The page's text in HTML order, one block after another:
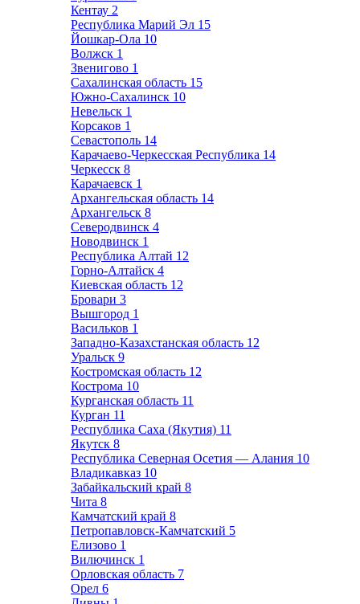
Кентау 2
Республика Марий Эл 15
Йошкар-Ола 10
Волжск 1
Звенигово 1
Сахалинская область 15
Южно-Сахалинск 10
Невельск 1
Корсаков 1
Севастополь 14
Карачаево-Черкесская Республика 14
Черкесск 8
Карачаевск 1
Архангельская область 14
Архангельск 8
Северодвинск 4
Новодвинск 1
Республика Алтай 12
Горно-Алтайск 4
Киевская область 12
Бровари 3
Вышгород 1
Васильков 1
Западно-Казахстанская область 12
Уральск 9
Костромская область 12
Кострома 10
Курганская область 11
Курган 11
Республика Саха (Якутия) 11
Якутск 8
Республика Северная Осетия — Алания 10
Владикавказ 10
Забайкальский край 8
Чита 8
Камчатский край 8
Петропавловск-Камчатский 5
Елизово 1
Вилючинск 1
Орловская область 7
Орел 6